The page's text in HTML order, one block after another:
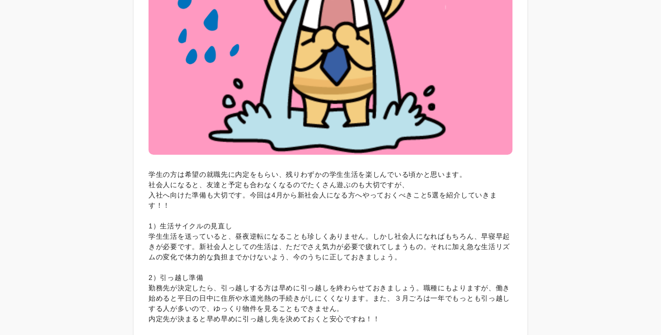
学生の方は希望の就職先に内定をもらい、残りわずかの学生生活を楽しんでいる頃かと思います。
社会人になると、友達と予定も合わなくなるのでたくさん遊ぶのも大切ですが、
入社へ向けた準備も大切です。今回は4月から新社会人になる方へやっておくべきこと5選を紹介していきま
す！！
1）生活サイクルの見直し
学生生活を送っていると、昼夜逆転になることも珍しくありません。しかし社会人になればもちろん、早寝早起
きが必要です。新社会人としての生活は、ただでさえ気力が必要で疲れてしまうもの。それに加え急な生活リズ
ムの変化で体力的な負担までかけないよう、今のうちに正しておきましょう。
2）引っ越し準備
勤務先が決定したら、引っ越しする方は早めに引っ越しを終わらせておきましょう。職種にもよりますが、働き
始めると平日の日中に住所や水道光熱の手続きがしにくくなります。また、３月ごろは一年でもっとも引っ越し
する人が多いので、ゆっくり物件を見ることもできません。
内定先が決まると早め早めに引っ越し先を決めておくと安心ですね！！